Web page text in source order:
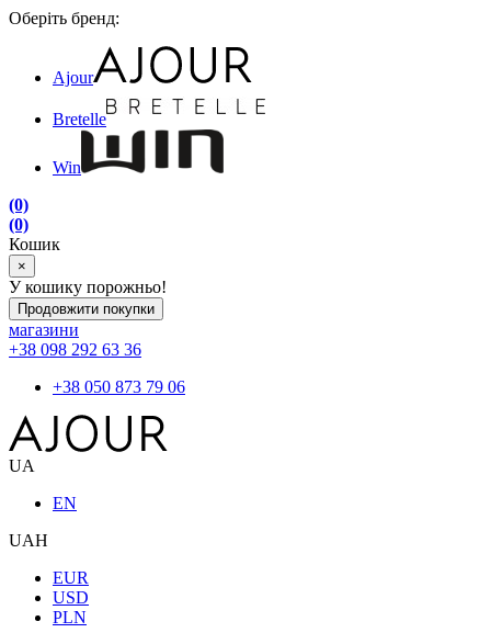
Оберіть бренд:
Ajour
Bretelle
Win
(0)
(0)
Кошик
×
У кошику порожньо!
Продовжити покупки
магазини
+38 098 292 63 36
+38 050 873 79 06
UA
EN
UAH
EUR
USD
PLN